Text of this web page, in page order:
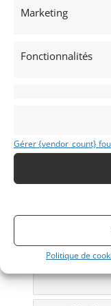
Marketing
Fonctionnalités
Gérer {vendor_count}
Politique de